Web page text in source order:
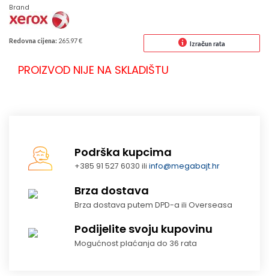
Brand
Redovna cijena: 265.97 € Izračun rata
PROIZVOD NIJE NA SKLADIŠTU
Podrška kupcima
+385 91 527 6030 iliinfo@megabajt.hr
Brza dostava
Brza dostava putem DPD-a ili Overseasa
Podijelite svoju kupovinu
Mogućnost plaćanja do 36 rata